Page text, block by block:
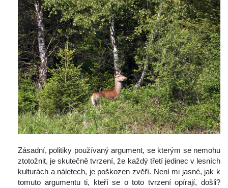
Zásadní, politiky používaný argument, se kterým se nemohu
ztotožnit, je skutečně tvrzení, že každý třetí jedinec v lesních
kulturách a náletech, je poškozen zvěří. Není mi jasné, jak k
tomuto argumentu ti, kteří se o toto tvrzení opírají, došli?